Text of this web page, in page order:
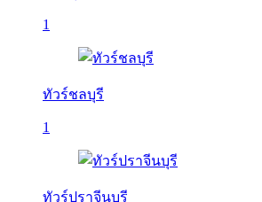
1
ทัวร์ชลบุรี
1
ทัวร์ปราจีนบุรี